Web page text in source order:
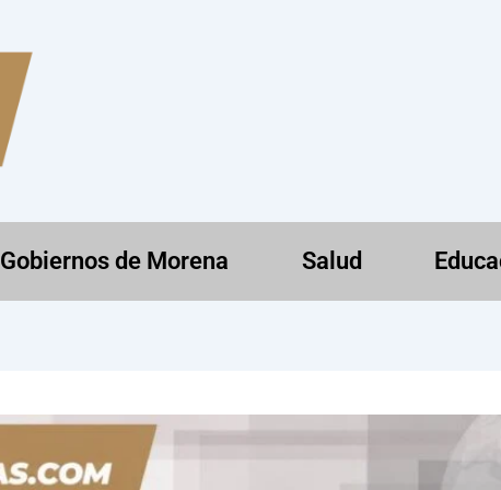
Gobiernos de Morena Salud